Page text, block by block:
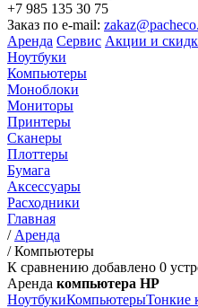
+7 985 135 30 75
Заказ по e-mail:
Аренда Сервис Акции и
Ноутбуки
Компьютеры
Моноблоки
Мониторы
Принтеры
Сканеры
Плоттеры
Бумага
Аксессуары
Расходники
Главная
/ Аренда
/Компьютеры
К сравнению добавлено 0
Аренда компьютера HP
НоутбукиКомпьютерыТонкие